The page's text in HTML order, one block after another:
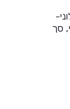
בלתי חוקי, סך